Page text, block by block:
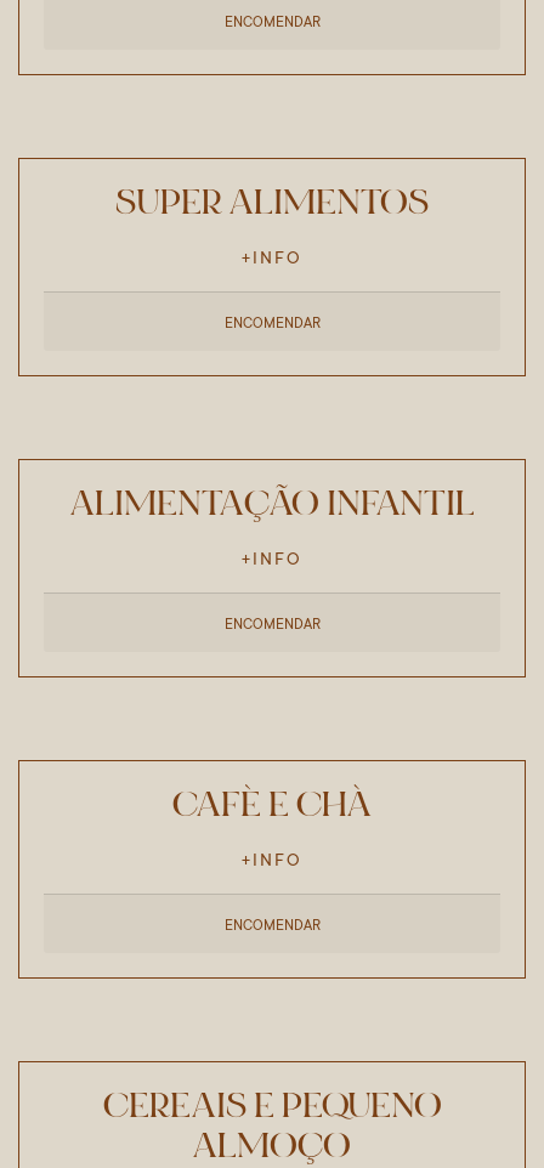
ENCOMENDAR
SUPER ALIMENTOS
+INFO
ENCOMENDAR
ALIMENTAÇÃO INFANTIL
+INFO
ENCOMENDAR
CAFÉ E CHÁ
+INFO
ENCOMENDAR
CEREAIS E PEQUENO
ALMOÇO